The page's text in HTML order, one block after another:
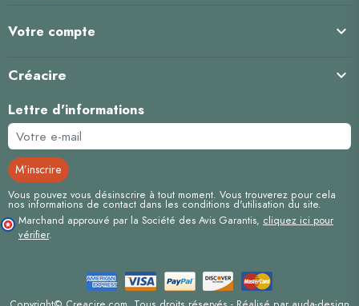
Votre compte 
Créacire 
Lettre d'informations
Vous pouvez vous désinscrire à tout moment. Vous trouverez pour cela
nos informations de contact dans les conditions d'utilisation du site.
Marchand approuvé par la Société des Avis Garantis, cliquez ici pour
vérifier.